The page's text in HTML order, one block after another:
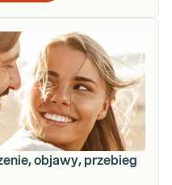
objawy, przebieg